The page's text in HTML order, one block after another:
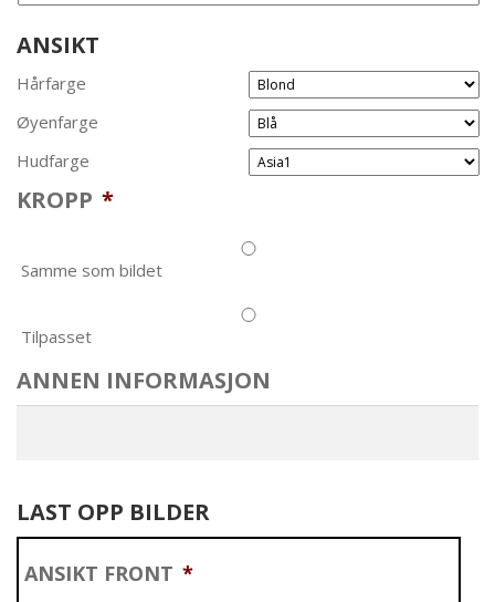
ANSIKT
Hårfarge
Øyenfarge
Hudfarge
KROPP *
Samme som bildet
Tilpasset
ANNEN INFORMASJON
LAST OPP BILDER
ANSIKT FRONT *